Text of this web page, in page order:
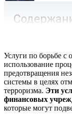
Услуги по борьбе
использование
предотвращения
системы в целях
терроризма. Эти
финансовых
которые могут